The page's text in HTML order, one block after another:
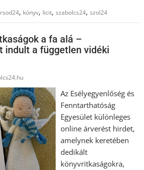
, könyv, licit,szabolcs24,szol24
a fa alá –
indult a független vidéki
Az Esélyegyenlőség és
Fenntarthatóság
Egyesület különleges
online árverést hirdet,
amelynek keretében
dedikált
könyvritkaságokra,